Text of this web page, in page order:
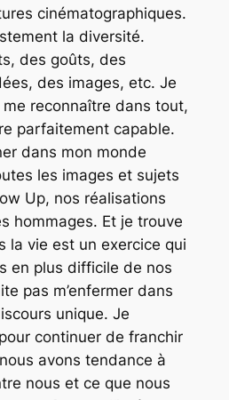
cinématographiques.
la diversité.
des goûts, des
des images, etc. Je
me reconnaître dans tout,
parfaitement capable.
dans mon monde
les images et sujets
Up, nos réalisations
hommages. Et je trouve
la vie est un exercice qui
en plus difficile de nos
pas m’enfermer dans
unique. Je
continuer de franchir
avons tendance à
nous et ce que nous